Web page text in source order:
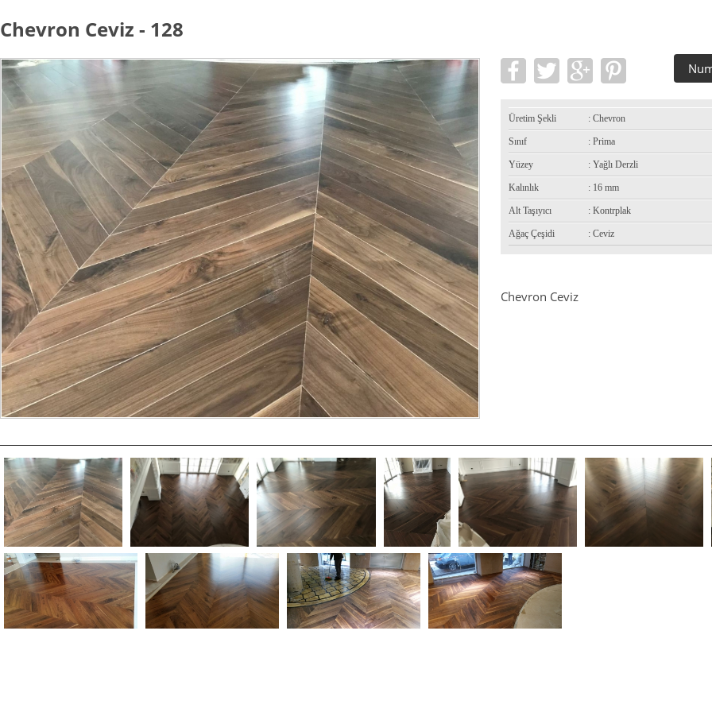
Chevron Ceviz - 128
Üretim Şekli : Chevron
Sınıf : Prima
Yüzey : Yağlı Derzli
Kalınlık : 16 mm
Alt Taşıyıcı : Kontrplak
Ağaç Çeşidi : Ceviz
Chevron Ceviz